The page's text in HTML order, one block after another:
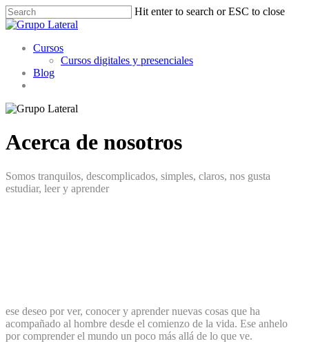
Skip
to
content
Hit enter to search or ESC to close
Close
Menu
Cursos
Cursos digitales y presenciales
Blog
Acerca de nosotros
Somos tranquilos, descomplicados, simples, claros, nos gusta
estudiar, leer y aprender
ese deseo por ver, conocer y aprender nuevas cosas que ha
acompañado al hombre desde el comienzo de la vida. Ese anhelo
por comprender el mundo un poco más allá de lo que ve.